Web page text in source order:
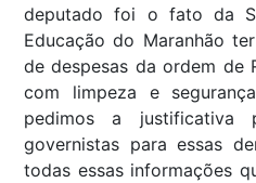
deputado foi o fato da
Educação do Maranhão
de despesas da ordem de
com limpeza e
pedimos a
governistas para essas
todas essas informações